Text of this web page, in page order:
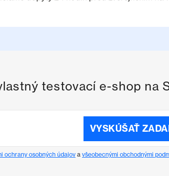
testovací e-shop na
VYSKÚŠAŤ
ochrany osobných údajov a všeobecnými obchodnými